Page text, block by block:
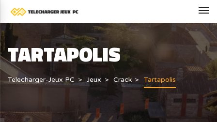
TARTAPOLIS
Telecharger-Jeux PC Jeux Crack Tartapolis